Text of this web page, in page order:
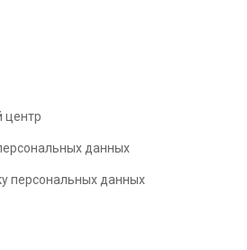
центр
данных
персональных данных